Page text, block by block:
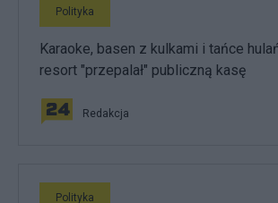
Polityka
Karaoke, basen z kulkami i tańce
resort "przepalał" publiczną kasę
Redakcja
Polityka